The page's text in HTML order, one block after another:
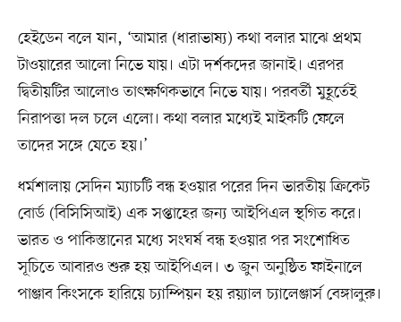
হেইডেন বলে যান, ‘আমার (ধারাভাষ্য) কথা বলার মাঝে প্রথম
টাওয়ারের আলো নিভে যায়। এটা দর্শকদের জানাই। এরপর
দ্বিতীয়টির আলোও তাৎক্ষণিকভাবে নিভে যায়। পরবর্তী মুহূর্তেই
নিরাপত্তা দল চলে এলো। কথা বলার মধ্যেই মাইকটি ফেলে
তাদের সঙ্গে যেতে হয়।’
ধর্মশালায় সেদিন ম্যাচটি বন্ধ হওয়ার পরের দিন ভারতীয় ক্রিকেট
বোর্ড (বিসিসিআই) এক সপ্তাহের জন্য আইপিএল স্থগিত করে।
ভারত ও পাকিস্তানের মধ্যে সংঘর্ষ বন্ধ হওয়ার পর সংশোধিত
সূচিতে আবারও শুরু হয় আইপিএল। ৩ জুন অনুষ্ঠিত ফাইনালে
পাঞ্জাব কিংসকে হারিয়ে চ্যাম্পিয়ন হয় রয়্যাল চ্যালেঞ্জার্স বেঙ্গালুরু।